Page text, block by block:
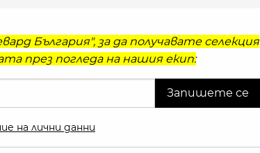
България", за да получавате селекция
през погледа на нашия екип:
на лични данни